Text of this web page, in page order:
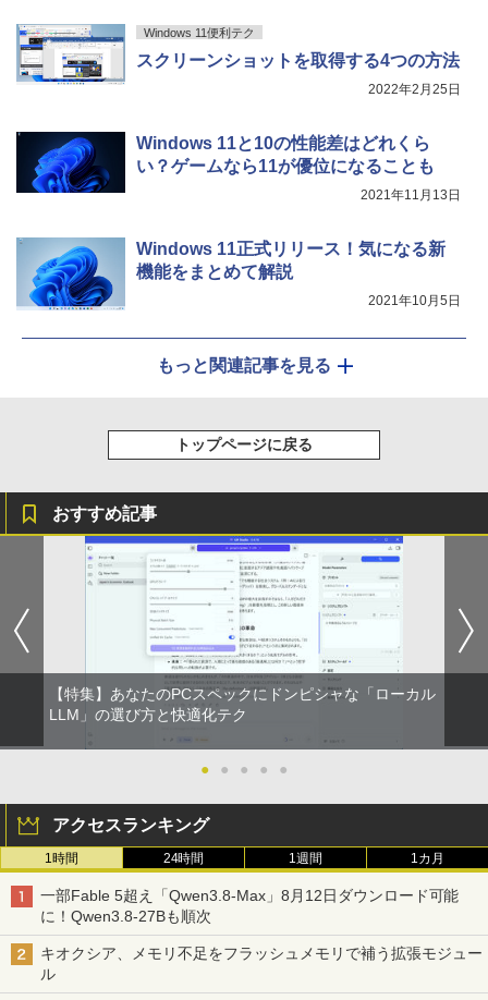
Fi6/ Office付き/ Win11【中古ノートパソ
料 あす楽対応 当日発送
Windows 11便利テク
スクリーンショットを取得する4つの方法
2022年2月25日
Windows 11と10の性能差はどれくら
い？ゲームなら11が優位になることも
2021年11月13日
Windows 11正式リリース！気になる新
機能をまとめて解説
2021年10月5日
もっと関連記事を見る
トップページに戻る
おすすめ記事
【特集】あなたのPCスペックにドンピシャな「ローカル
LLM」の選び方と快適化テク
● ● ● ● ●
アクセスランキング
1時間 24時間 1週間 1カ月
一部Fable 5超え「Qwen3.8-Max」8月12日ダウンロード可能
に！Qwen3.8-27Bも順次
キオクシア、メモリ不足をフラッシュメモリで補う拡張モジュー
ル